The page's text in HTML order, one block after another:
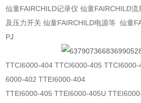
仙童FAIRCHILD记录仪 仙童FAIRCHILD
及压力开关 仙童FAIRCHILD电源等 仙童
PJ
TTCI6000-404 TTCI6000-405
6000-402 TTEI6000-404
TTEI6000-405 TTEI6000-405U